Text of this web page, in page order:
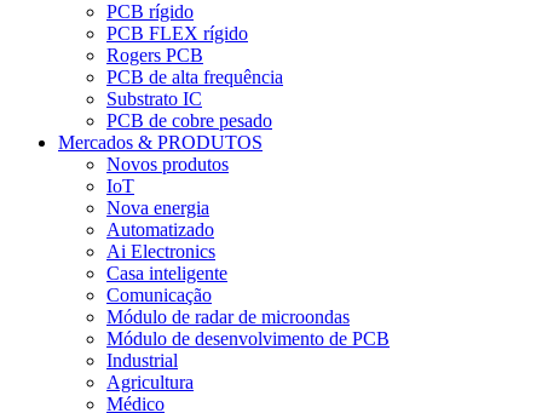
PCB rígido
PCB FLEX rígido
Rogers PCB
PCB de alta frequência
Substrato IC
PCB de cobre pesado
Mercados & PRODUTOS
Novos produtos
IoT
Nova energia
Automatizado
Ai Electronics
Casa inteligente
Comunicação
Módulo de radar de microondas
Módulo de desenvolvimento de PCB
Industrial
Agricultura
Médico